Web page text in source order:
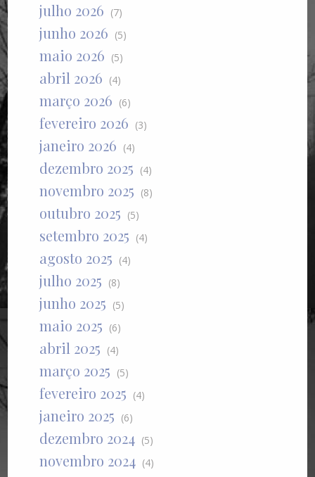
julho 2026 (7)
junho 2026 (5)
maio 2026 (5)
abril 2026 (4)
março 2026 (6)
fevereiro 2026 (3)
janeiro 2026 (4)
dezembro 2025 (4)
novembro 2025 (8)
outubro 2025 (5)
setembro 2025 (4)
agosto 2025 (4)
julho 2025 (8)
junho 2025 (5)
maio 2025 (6)
abril 2025 (4)
março 2025 (5)
fevereiro 2025 (4)
janeiro 2025 (6)
dezembro 2024 (5)
novembro 2024 (4)